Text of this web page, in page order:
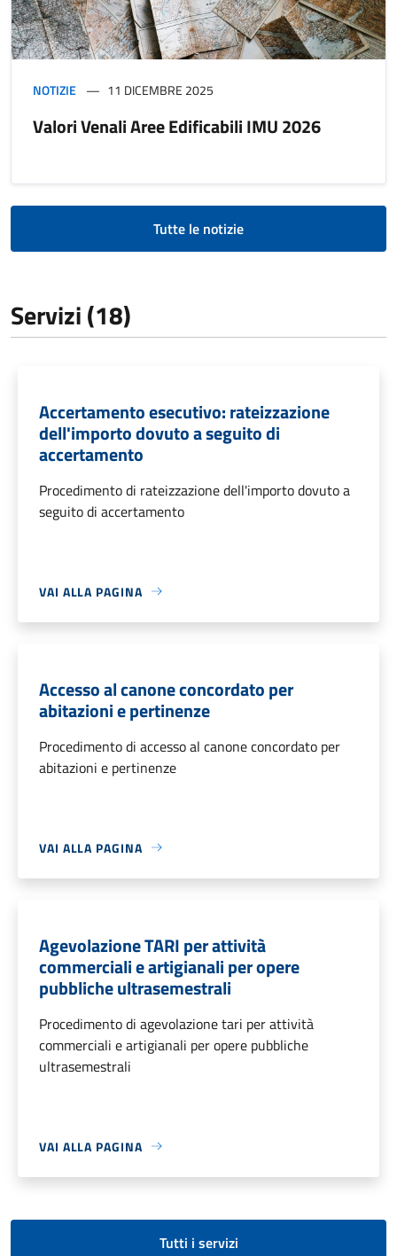
NOTIZIE 11 DICEMBRE 2025
Valori Venali Aree Edificabili IMU 2026
Tutte le notizie
Servizi (18)
Accertamento esecutivo: rateizzazione
dell'importo dovuto a seguito di
accertamento
Procedimento di rateizzazione dell'importo dovuto a
seguito di accertamento
VAI ALLA PAGINA
Accesso al canone concordato per
abitazioni e pertinenze
Procedimento di accesso al canone concordato per
abitazioni e pertinenze
VAI ALLA PAGINA
Agevolazione TARI per attività
commerciali e artigianali per opere
pubbliche ultrasemestrali
Procedimento di agevolazione tari per attività
commerciali e artigianali per opere pubbliche
ultrasemestrali
VAI ALLA PAGINA
Tutti i servizi